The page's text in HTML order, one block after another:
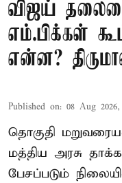
விஜய்
எம்.பிக்கள்
என்ன?
Published on: 08 Aug
தொகுதி
மத்திய அரசு
பேசப்படும்